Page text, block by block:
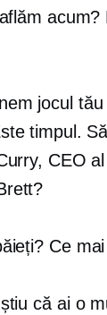
acum?
jocul
timpul.
CEO
Ce
că ai o